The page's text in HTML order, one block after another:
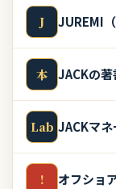
J JUREMI
本 JACKの著
Lab JACKマ
! オフショ